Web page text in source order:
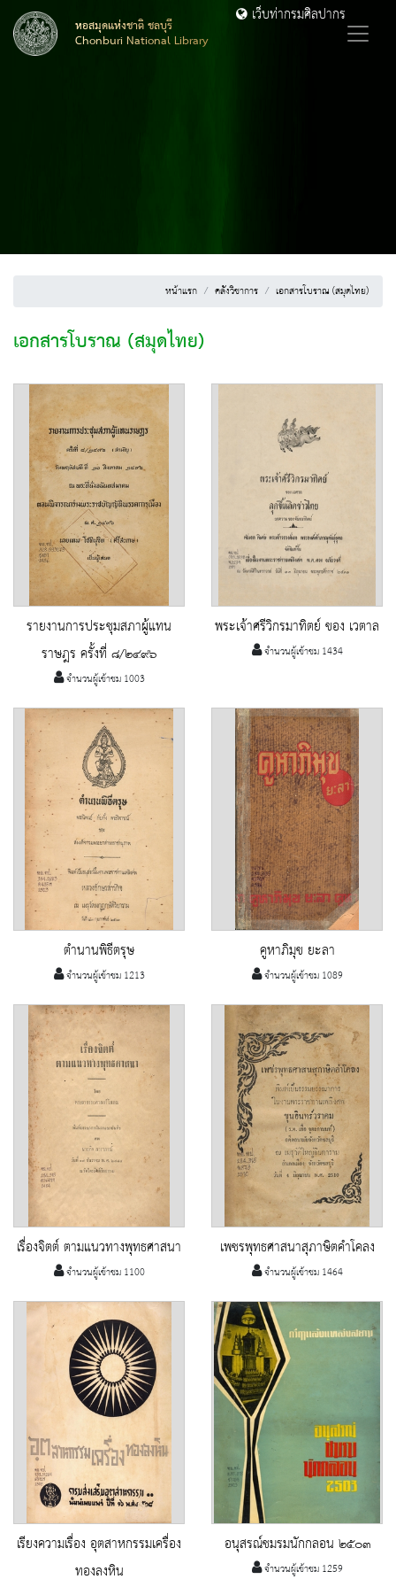
หอสมุดแห่งชาติ ชลบุรี
Chonburi National Library
เว็บท่ากรมศิลปากร
หน้าแรก คลังวิชาการ เอกสารโบราณ (สมุดไทย)
เอกสารโบราณ (สมุดไทย)
รายงานการประชุมสภาผู้แทน
ราษฎร ครั้งที่ ๘/๒๔๙๖
จำนวนผู้เข้าชม 1003
พระเจ้าศรีวิกรมาทิตย์ ของ เวตาล
จำนวนผู้เข้าชม 1434
ตำนานพิธีตรุษ
จำนวนผู้เข้าชม 1213
คูหาภิมุข ยะลา
จำนวนผู้เข้าชม 1089
เรื่องจิตต์ ตามแนวทางพุทธศาสนา
จำนวนผู้เข้าชม 1100
เพชรพุทธศาสนาสุภาษิตคำโคลง
จำนวนผู้เข้าชม 1464
เรียงความเรื่อง อุตสาหกรรมเครื่อง
ทองลงหิน
อนุสรณ์ชมรมนักกลอน ๒๕๐๓
จำนวนผู้เข้าชม 1259